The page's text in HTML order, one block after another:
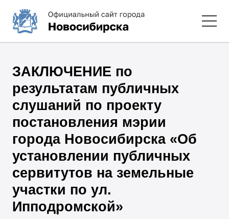
ЗАКЛЮЧЕНИЕ по
результатам публичных
слушаний по проекту
постановления мэрии
города Новосибирска «Об
установлении публичных
сервитутов на земельные
участки по ул.
Ипподромской»